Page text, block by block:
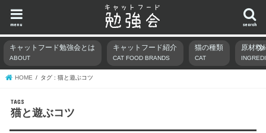
search
menu
キャットフード勉強会とは
ABOUT
キャットフード紹介
CAT FOOD BRANDS
猫の種類
CAT
原材料
HOME タグ : 猫と遊ぶコツ
猫と遊ぶコツ